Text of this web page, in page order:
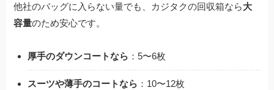
他社のバッグに入らない量でも、カジタクの回収箱なら大
容量のため安心です。
厚手のダウンコートなら ：5〜6枚
スーツや薄手のコートなら ：10〜12枚